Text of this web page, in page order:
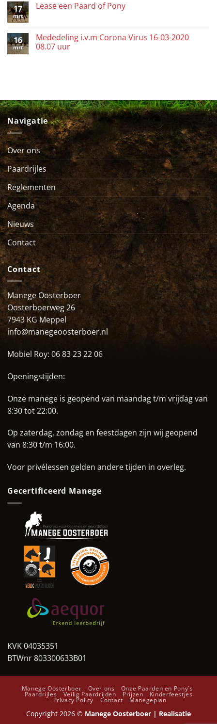
17
mrt
Lease een Paard of Pony
16
mrt
Mededeling i.v.m Corona Virus 16-03-2020
08.07 uur
Navigatie
Over ons
Paardrijles
Reglementen
Agenda
Nieuws
Contact
Contact
Manege Oosterboer
Oosterboerweg 26
7943 KG Meppel
info@manegeoosterboer.nl
Mobiel Roy: 06 83 23 22 06
Openingstijden:
Onze manege is geopend van maandag t/m vrijdag van
8:30 tot 22:00.
Op zaterdag, zondag en feestdagen zijn wij geopend
van 8:30 t/m 16:00.
Voor privélessen gelden andere tijden in overleg.
Gecertificeerd Manege
KVK 04035351
BTWnr 803300633B01
Manege Oosterboer Over ons Onze Paarden en Pony`s
Paardrijles Veilig Paardrijden Prijzen Kinderfeestjes
Privacy Policy Contact Manegeplan
Copyright 2026 © Manege Oosterboer | Realisatie